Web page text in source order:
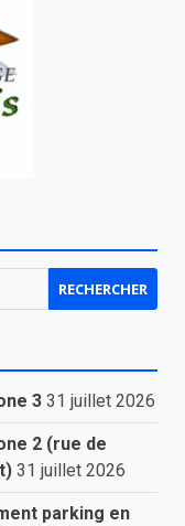
3 31 juillet 2026
2 (rue de
31 juillet 2026
parking en